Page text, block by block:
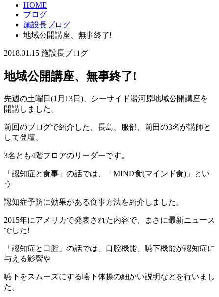
HOME
ブログ
施設長ブログ
地域公開講座、無事終了!
2018.01.15 施設長ブログ
地域公開講座、無事終了!
先週の土曜日(1月13日)、シーサイド湯河原地域公開講座を
開講しました。
前回のブログで紹介した、長島、服部、前田の3名が講師と
して登壇、
3名とも4階フロアのリーダーです。
「認知症と食事」の話では、「MIND食(マインド食)」とい
う
認知症予防に効果がある食事方法を紹介しました。
2015年にアメリカで発表された内容で、まさに最新ニュース
でした!
「認知症と口腔」の話では、口腔機能、嚥下機能が認知症に
与える影響や
嚥下をスムーズにする嚥下体操の細かい説明などを行いまし
た。